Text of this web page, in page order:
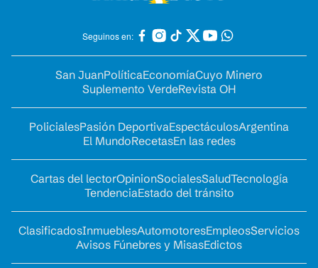
Seguinos en:
San JuanPolíticaEconomíaCuyo Minero
Suplemento VerdeRevista OH
PolicialesPasión DeportivaEspectáculosArgentina
El MundoRecetasEn las redes
Cartas del lectorOpinionSocialesSaludTecnología
TendenciaEstado del tránsito
ClasificadosInmueblesAutomotoresEmpleosServicios
Avisos Fúnebres y MisasEdictos